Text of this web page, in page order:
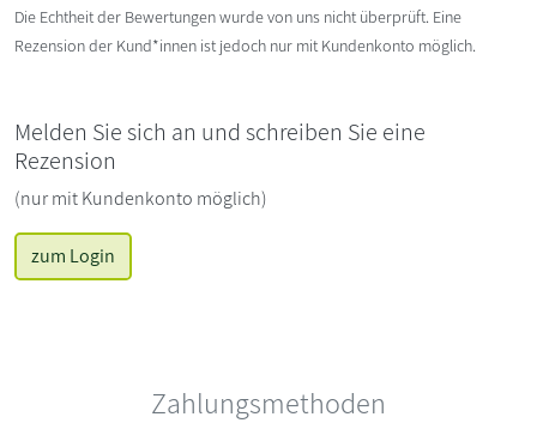
Die Echtheit der Bewertungen wurde von uns nicht überprüft. Eine
Rezension der Kund*innen ist jedoch nur mit Kundenkonto möglich.
Melden Sie sich an und schreiben Sie eine
Rezension
(nur mit Kundenkonto möglich)
zum Login
Zahlungsmethoden